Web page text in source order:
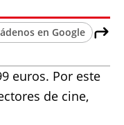
en Google
euros. Por este
de cine,